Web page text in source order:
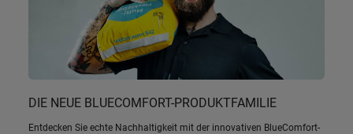
DIE NEUE BLUECOMFORT-PRODUKTFAMILIE
Entdecken Sie echte Nachhaltigkeit mit der innovativen BlueComfort-